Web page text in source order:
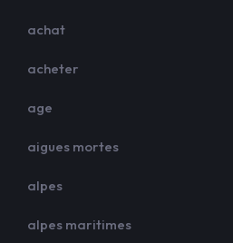
achat
acheter
age
aigues mortes
alpes
alpes maritimes